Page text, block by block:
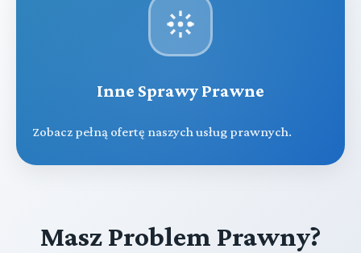
Inne Sprawy Prawne
Zobacz pełną ofertę naszych usług prawnych.
Masz Problem Prawny?